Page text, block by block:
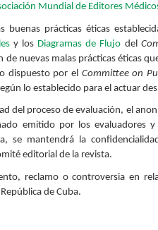
Mundial de Editores
prácticas éticas
y los Diagramas de Flujo del
de nuevas malas prácticas éticas
dispuesto por el Committee on
lo establecido para el actuar
del proceso de evaluación, el
emitido por los evaluadores y
mantendrá la
editorial de la revista.
reclamo o controversia en
de Cuba.